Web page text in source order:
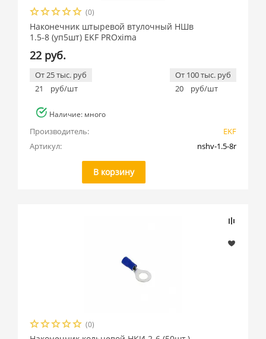
(0)
Наконечник штыревой втулочный НШв
1.5-8 (уп5шт) EKF PROxima
22 руб.
От 25 тыс. руб
21
руб/шт
От 100 тыс. руб
20
руб/шт
Наличие: много
Производитель:
EKF
Артикул:
nshv-1.5-8r
В корзину
(0)